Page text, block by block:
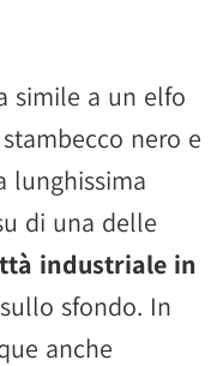
simile a un elfo
nero e
lunghissima
di una delle
industriale in
sfondo. In
anche